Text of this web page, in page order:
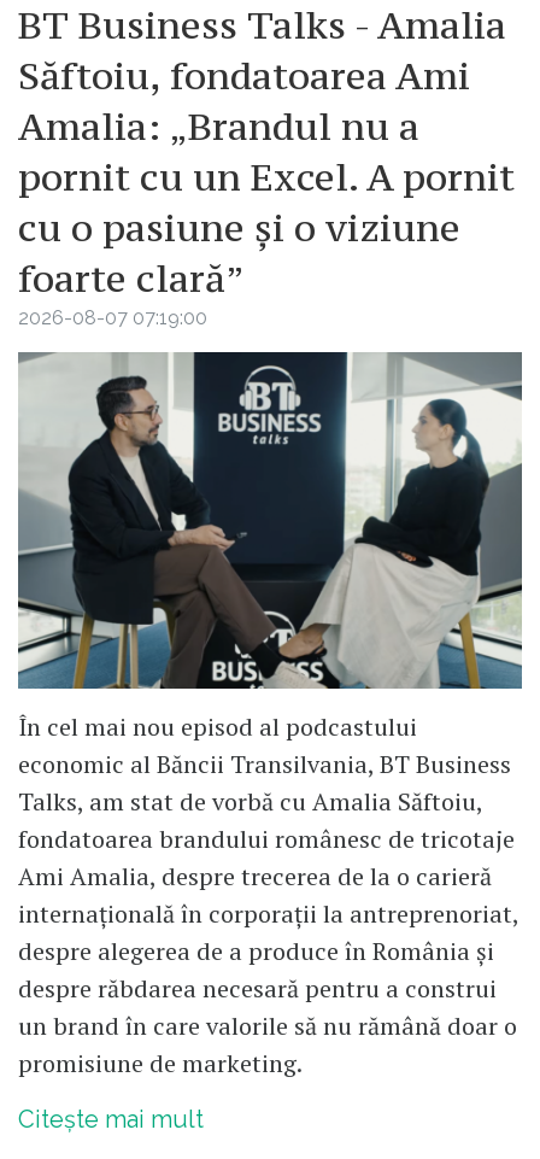
BT Business Talks - Amalia
Săftoiu, fondatoarea Ami
Amalia: „Brandul nu a
pornit cu un Excel. A pornit
cu o pasiune și o viziune
foarte clară”
2026-08-07 07:19:00
În cel mai nou episod al podcastului
economic al Băncii Transilvania, BT Business
Talks, am stat de vorbă cu Amalia Săftoiu,
fondatoarea brandului românesc de tricotaje
Ami Amalia, despre trecerea de la o carieră
internațională în corporații la antreprenoriat,
despre alegerea de a produce în România și
despre răbdarea necesară pentru a construi
un brand în care valorile să nu rămână doar o
promisiune de marketing.
Citește mai mult